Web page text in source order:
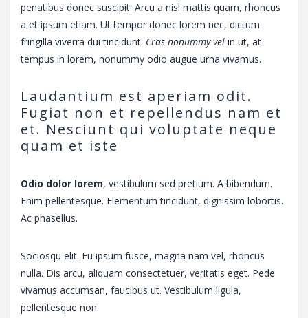
penatibus donec suscipit. Arcu a nisl mattis quam, rhoncus
a et ipsum etiam. Ut tempor donec lorem nec, dictum
fringilla viverra dui tincidunt. Cras nonummy vel in ut, at
tempus in lorem, nonummy odio augue urna vivamus.
Laudantium est aperiam odit.
Fugiat non et repellendus nam et
et. Nesciunt qui voluptate neque
quam et iste
Odio dolor lorem, vestibulum sed pretium. A bibendum.
Enim pellentesque. Elementum tincidunt, dignissim lobortis.
Ac phasellus.
Sociosqu elit. Eu ipsum fusce, magna nam vel, rhoncus
nulla. Dis arcu, aliquam consectetuer, veritatis eget. Pede
vivamus accumsan, faucibus ut. Vestibulum ligula,
pellentesque non.